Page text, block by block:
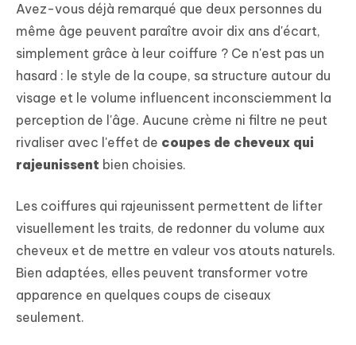
Editor
iAnyGo
Avez-vous déjà remarqué que deux personnes du
même âge peuvent paraître avoir dix ans d'écart,
simplement grâce à leur coiffure ? Ce n'est pas un
hasard : le style de la coupe, sa structure autour du
visage et le volume influencent inconsciemment la
perception de l'âge. Aucune crème ni filtre ne peut
rivaliser avec l'effet de coupes de cheveux qui
rajeunissent bien choisies.
Les coiffures qui rajeunissent permettent de lifter
visuellement les traits, de redonner du volume aux
cheveux et de mettre en valeur vos atouts naturels.
Bien adaptées, elles peuvent transformer votre
apparence en quelques coups de ciseaux
seulement.